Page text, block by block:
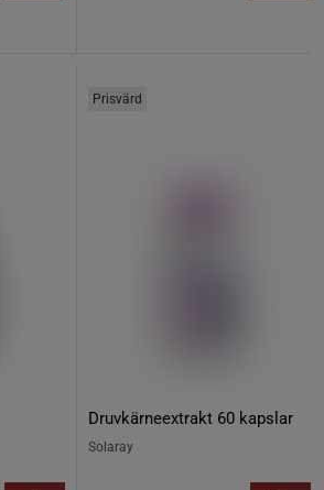
Prisvärd
Druvkärneextrakt 60 kapslar
Solaray